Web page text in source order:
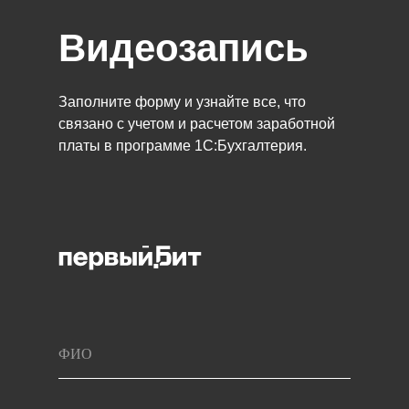
ФИО
Видеозапись
Заполните форму и узнайте все, что
связано с учетом и расчетом заработной
платы в программе 1C:Бухгалтерия.